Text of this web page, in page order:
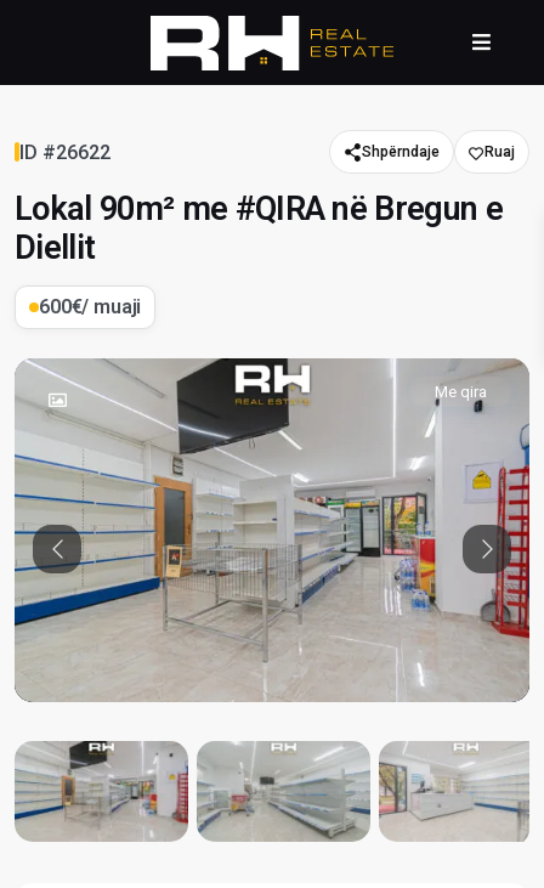
ID #26622 Shpërndaje
Lokal 90m² me #QIRA në Bregun e
Diellit
600€/ muaji
Me qira
Previous